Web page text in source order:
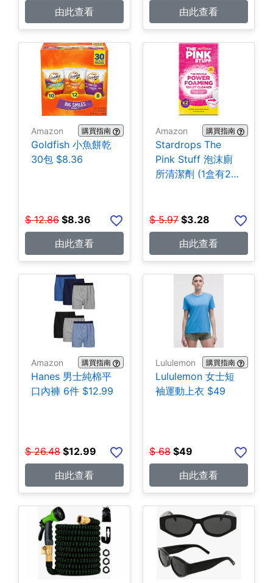
由此查看
由此查看
Amazon 購買指南
Goldfish 小魚餅乾
30包 $8.36
$ 12.86 $8.36
由此查看
Amazon 購買指南
Stardrops The
Pink Stuff 泡沫廁
所清潔劑 (1盒有2
$ 5.97 $3.28
由此查看
Amazon 購買指南
Hanes 男士純棉平
口內褲 6件 $12.99
$ 26.48 $12.99
由此查看
Lululemon 購買指南
Lululemon 女士短
袖運動上衣 $49
$ 68 $49
由此查看